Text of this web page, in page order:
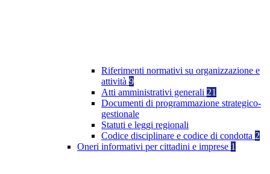
Riferimenti normativi su organizzazione e
attività 9
Atti amministrativi generali 21
Documenti di programmazione strategico-
gestionale
Statuti e leggi regionali
Codice disciplinare e codice di condotta 2
Oneri informativi per cittadini e imprese 1